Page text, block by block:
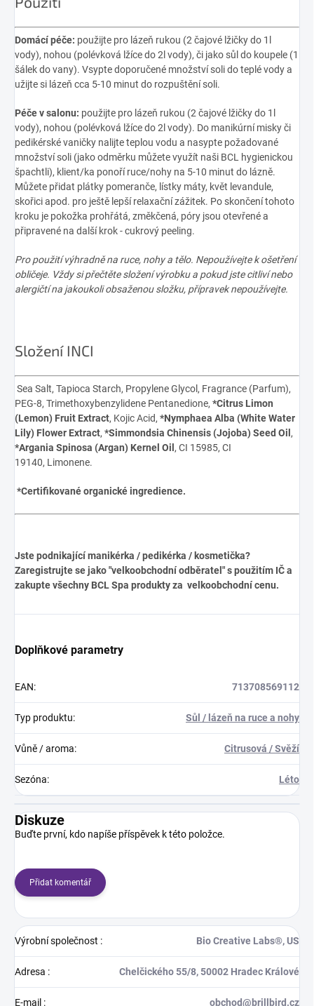
Domácí péče: použijte pro lázeň rukou (2 čajové lžičky do 1l
vody), nohou (polévková lžíce do 2l vody), či jako sůl do koupele (1
šálek do vany). Vsypte doporučené množství soli do teplé vody a
užijte si lázeň cca 5-10 minut do rozpuštění soli.
Péče v salonu: použijte pro lázeň rukou (2 čajové lžičky do 1l
vody), nohou (polévková lžíce do 2l vody). Do manikúrní misky či
pedikérské vaničky nalijte teplou vodu a nasypte požadované
množství soli (jako odměrku můžete využít naši BCL hygienickou
špachtli), klient/ka ponoří ruce/nohy na 5-10 minut do lázně.
Můžete přidat plátky pomeranče, lístky máty, květ levandule,
skořici apod. pro ještě lepší relaxační zážitek. Po skončení tohoto
kroku je pokožka prohřátá, změkčená, póry jsou otevřené a
připravené na další krok -cukrový peeling.
Pro použití výhradně na ruce, nohy a tělo. Nepoužívejte k ošetření
obličeje. Vždy si přečtěte složení výrobku a pokud jste citliví nebo
alergičtí na jakoukoli obsaženou složku, přípravek nepoužívejte.
Složení INCI
Sea Salt, Tapioca Starch, Propylene Glycol, Fragrance (Parfum),
PEG-8, Trimethoxybenzylidene Pentanedione, *Citrus Limon
(Lemon) Fruit Extract, Kojic Acid, *Nymphaea Alba (White Water
Lily) Flower Extract, *Simmondsia Chinensis (Jojoba) Seed Oil ,
*Argania Spinosa (Argan) Kernel Oil , CI 15985, CI
19140, Limonene.
*Certifikované organické ingredience.
Jste podnikající manikérka / pedikérka / kosmetička?
Zaregistrujte se jako "velkoobchodní odběratel" s použitím IČ a
zakupte všechny BCL Spa produkty za velkoobchodní cenu.
Doplňkové parametry
EAN: 713708569112
Typ produktu: Sůl / lázeň na ruce a nohy
Vůně / aroma: Citrusová / Svěží
Sezóna: Léto
Diskuze
Buďte první, kdo napíše příspěvek k této položce.
Přidat komentář
Výrobní společnost : Bio Creative Labs®, US
Adresa : Chelčického 55/8, 50002 Hradec Králové
E-mail : obchod@brillbird.cz